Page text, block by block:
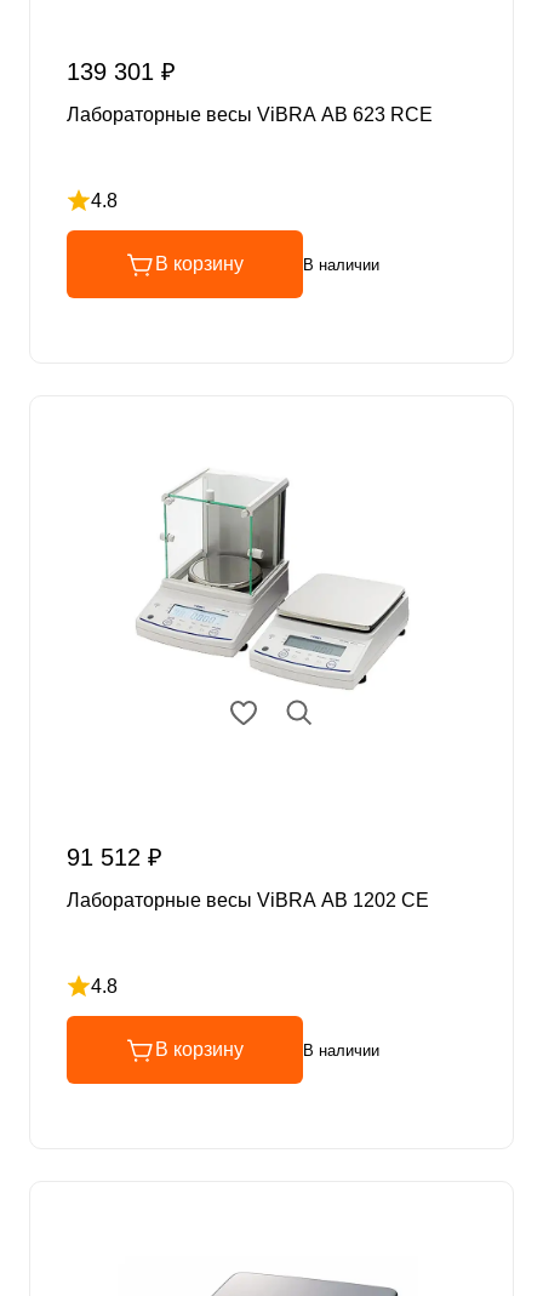
139 301 ₽
Лабораторные весы ViBRA AB 623 RCE
4.8
Рейтинг 4.8 из 5
В корзину В наличии
91 512 ₽
Лабораторные весы ViBRA AB 1202 CE
4.8
Рейтинг 4.8 из 5
В корзину В наличии